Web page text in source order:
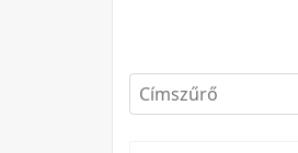
Címszűrő